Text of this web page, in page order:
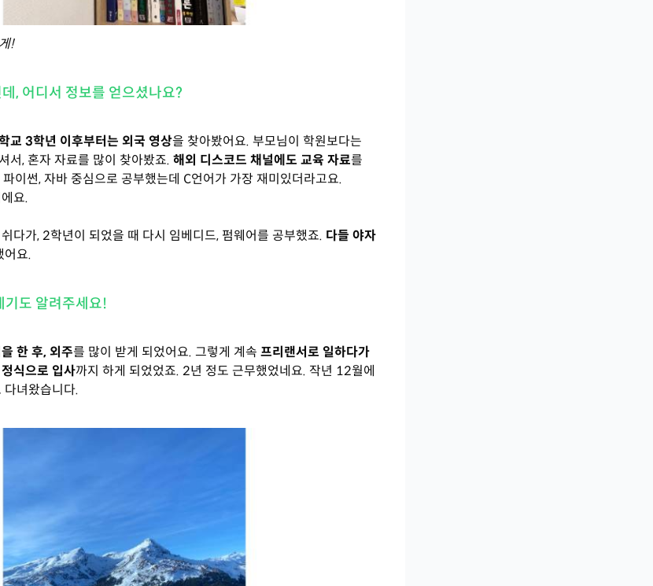
!
, 어디서 정보를 얻으셨나요?
교 3학년 이후부터는 외국 영상을 찾아봤어요. 부모님이 학원보다는
서, 혼자 자료를 많이 찾아봤죠.해외 디스코드 채널에도 교육 자료를
이썬, 자바 중심으로 공부했는데 C언어가 가장 재미있더라고요.
요.
다가, 2학년이 되었을 때 다시 임베디드, 펌웨어를 공부했죠. 다들 야자
어요.
기도 알려주세요!
한 후, 외주를 많이 받게 되었어요. 그렇게 계속프리랜서로 일하다가
식으로 입사까지 하게 되었었죠. 2년 정도 근무했었네요. 작년 12월에
다녀왔습니다.